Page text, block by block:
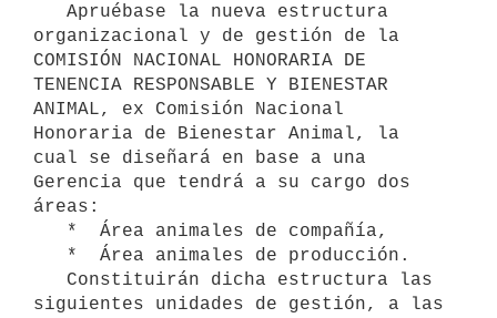
organizacional y de gestión de la
COMISIÓN NACIONAL HONORARIA DE
TENENCIA RESPONSABLE Y BIENESTAR
ANIMAL, ex Comisión Nacional
Honoraria de Bienestar Animal, la
cual se diseñará en base a una
Gerencia que tendrá a su cargo dos
áreas:
siguientes unidades de gestión, a las